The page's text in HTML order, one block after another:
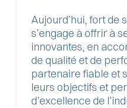
Aujourd’hui, fort de
s’engage à offrir à
innovantes, en
de qualité et de
partenaire fiable et
leurs objectifs et
d’excellence de